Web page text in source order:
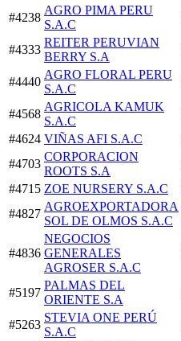
#4238
AGRO PIMA PERU
S.A.C
#4333
REITER PERUVIAN
BERRY S.A
#4440
AGRO FLORAL PERU
S.A.C
#4568
AGRICOLA KAMUK
S.A.C
#4624 VIÑAS AFI S.A.C
#4703
CORPORACION
ROOTS S.A
#4715 ZOE NURSERY S.A.C
#4827
AGROEXPORTADORA
SOL DE OLMOS S.A.C
#4836
NEGOCIOS
GENERALES
AGROSER S.A.C
#5197
PALMAS DEL
ORIENTE S.A
#5263
STEVIA ONE PERÚ
S.A.C